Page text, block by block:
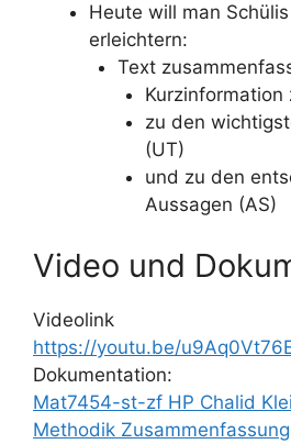
Heute will man
erleichtern:
Text
Kurzinformation
zu den
(UT)
und zu den
Aussagen (AS)
Video und
Videolink
https://youtu.be/
Dokumentation:
Mat7454-st-zf HP Chalid
Methodik Zusammenfassung